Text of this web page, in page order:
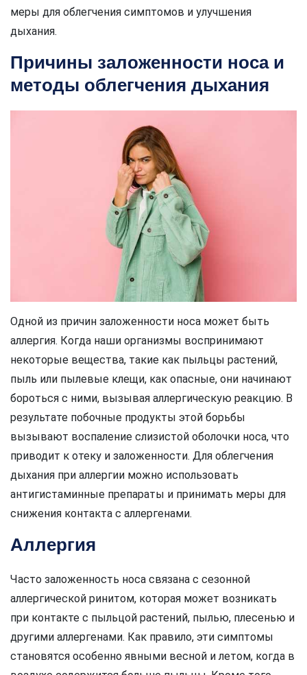
меры для облегчения симптомов и улучшения
дыхания.
Причины заложенности носа и
методы облегчения дыхания
Одной из причин заложенности носа может быть
аллергия. Когда наши организмы воспринимают
некоторые вещества, такие как пыльцы растений,
пыль или пылевые клещи, как опасные, они начинают
бороться с ними, вызывая аллергическую реакцию. В
результате побочные продукты этой борьбы
вызывают воспаление слизистой оболочки носа, что
приводит к отеку и заложенности. Для облегчения
дыхания при аллергии можно использовать
антигистаминные препараты и принимать меры для
снижения контакта с аллергенами.
Аллергия
Часто заложенность носа связана с сезонной
аллергической ринитом, которая может возникать
при контакте с пыльцой растений, пылью, плесенью и
другими аллергенами. Как правило, эти симптомы
становятся особенно явными весной и летом, когда в